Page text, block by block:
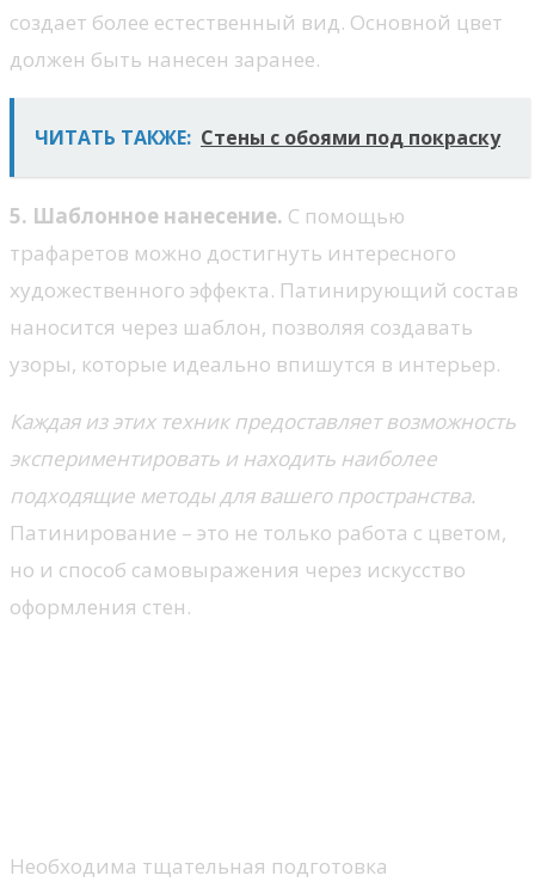
создает более естественный вид. Основной цвет
должен быть нанесен заранее.
ЧИТАТЬ ТАКЖЕ: Стены с обоями под покраску
5. Шаблонное нанесение. С помощью
трафаретов можно достигнуть интересного
художественного эффекта. Патинирующий состав
наносится через шаблон, позволяя создавать
узоры, которые идеально впишутся в интерьер.
Каждая из этих техник предоставляет возможность
экспериментировать и находить наиболее
подходящие методы для вашего пространства.
Патинирование – это не только работа с цветом,
но и способ самовыражения через искусство
оформления стен.
Необходима тщательная подготовка